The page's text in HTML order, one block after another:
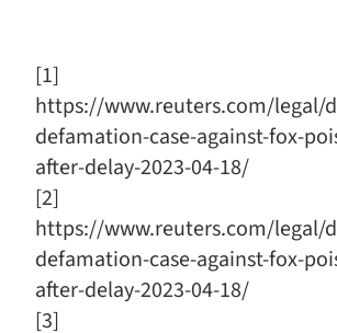
[1]
https://www.reuters.com/legal/
defamation-case-against-fox-
after-delay-2023-04-18/
[2]
https://www.reuters.com/legal/
defamation-case-against-fox-
after-delay-2023-04-18/
[3]